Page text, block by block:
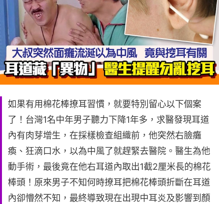
如果有用棉花棒撩耳習慣，就要特別留心以下個案
了！台灣1名中年男子聽力下降1年多，求醫發現耳道
內有肉芽增生，在採樣檢查組織前，他突然右臉癱
瘓、狂滴口水，以為中風了就趕緊去醫院。醫生為他
動手術，最後竟在他右耳道內取出1截2厘米長的棉花
棒頭！原來男子不知何時撩耳把棉花棒頭折斷在耳道
內卻懵然不知，最終導致現在出現中耳炎及影響到顏